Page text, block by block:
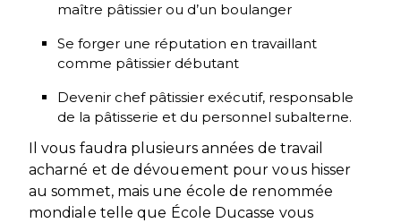
maître pâtissier ou d’un boulanger
Se forger une réputation en travaillant
comme pâtissier débutant
Devenir chef pâtissier exécutif, responsable
de la pâtisserie et du personnel subalterne.
Il vous faudra plusieurs années de travail
acharné et de dévouement pour vous hisser
au sommet, mais une école de renommée
mondiale telle que École Ducasse vous